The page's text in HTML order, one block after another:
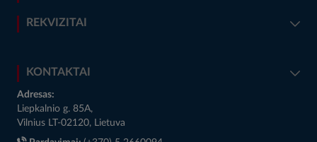
REKVIZITAI
KONTAKTAI
Adresas:
Liepkalnio g. 85A,
Vilnius LT-02120, Lietuva